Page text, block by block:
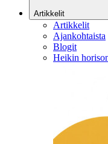
Artikkelit
Artikkelit
Ajankohtaista
Blogit
Heikin